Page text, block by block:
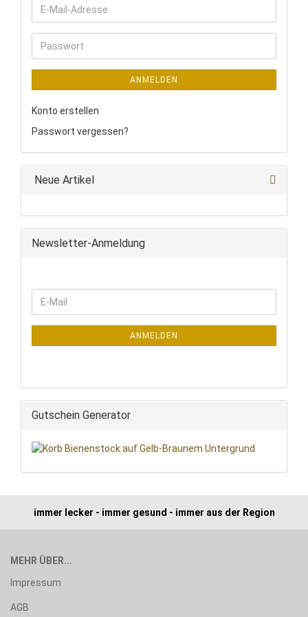
E-
Mail-
Adresse
Passwort
ANMELDEN
Konto erstellen
Passwort vergessen?
Neue Artikel
Newsletter-Anmeldung
WEITER
ZUR
NEWSLETTER-
E-
Mail
ANMELDEN
Gutschein Generator
immer lecker - immer gesund - immer aus der Region
MEHR ÜBER...
Impressum
AGB